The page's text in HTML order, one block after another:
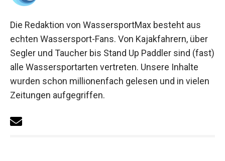
Die Redaktion von WassersportMax besteht aus
echten Wassersport-Fans. Von Kajakfahrern, über
Segler und Taucher bis Stand Up Paddler sind (fast)
alle Wassersportarten vertreten. Unsere Inhalte
wurden schon millionenfach gelesen und in vielen
Zeitungen aufgegriffen.